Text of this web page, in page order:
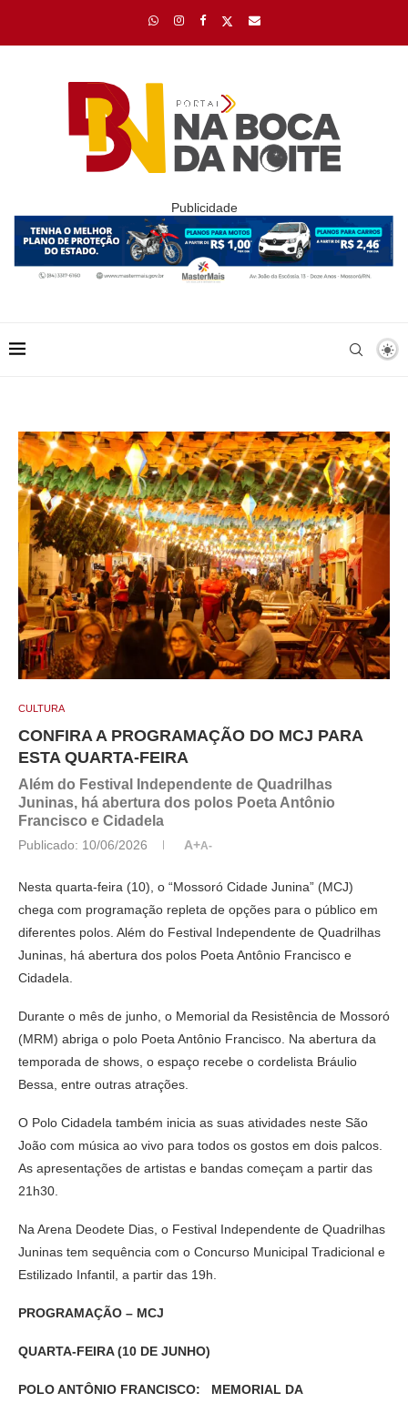
Publicidade
CULTURA
CONFIRA A PROGRAMAÇÃO DO MCJ PARA
ESTA QUARTA-FEIRA
Além do Festival Independente de Quadrilhas
Juninas, há abertura dos polos Poeta Antônio
Francisco e Cidadela
Publicado: 10/06/2026 A+A-
Nesta quarta-feira (10), o “Mossoró Cidade Junina” (MCJ)
chega com programação repleta de opções para o público em
diferentes polos. Além do Festival Independente de Quadrilhas
Juninas, há abertura dos polos Poeta Antônio Francisco e
Cidadela.
Durante o mês de junho, o Memorial da Resistência de Mossoró
(MRM) abriga o polo Poeta Antônio Francisco. Na abertura da
temporada de shows, o espaço recebe o cordelista Bráulio
Bessa, entre outras atrações.
O Polo Cidadela também inicia as suas atividades neste São
João com música ao vivo para todos os gostos em dois palcos.
As apresentações de artistas e bandas começam a partir das
21h30.
Na Arena Deodete Dias, o Festival Independente de Quadrilhas
Juninas tem sequência com o Concurso Municipal Tradicional e
Estilizado Infantil, a partir das 19h.
PROGRAMAÇÃO – MCJ
QUARTA-FEIRA (10 DE JUNHO)
POLO ANTÔNIO FRANCISCO: MEMORIAL DA